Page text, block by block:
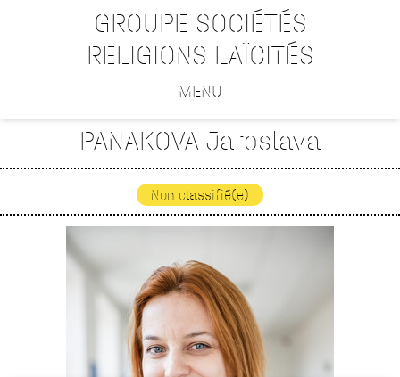
GROUPE SOCIÉTÉS
RELIGIONS LAÏCITÉS
MENU
PANAKOVA Jaroslava
Non classifié(e)